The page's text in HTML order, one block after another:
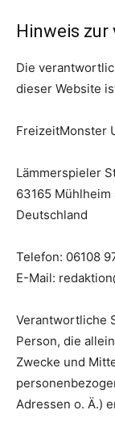
Hinweis
Die
dieser Website
FreizeitMonster
Lämmerspieler
63165 Mühlheim
Deutschland
Telefon: 06108
E-Mail:
Verantwortliche
Person, die
Zwecke und
Adressen o. Ä.)